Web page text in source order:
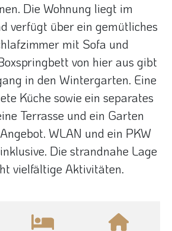
Die Wohnung liegt im
verfügt über ein gemütliches
mit Sofa und
von hier aus gibt
in den Wintergarten. Eine
Küche sowie ein separates
Terrasse und ein Garten
WLAN und ein PKW
Die strandnahe Lage
vielfältige Aktivitäten.